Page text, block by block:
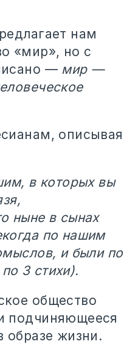
нам
«мир», но с
— мир —
описывая
в которых вы
ныне в сынах
по нашим
и были по
3 стихи).
общество
подчиняющееся
образе жизни.